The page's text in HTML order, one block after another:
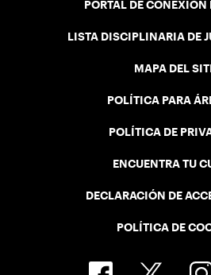
PORTAL DE CONEXIÓN
LISTA DISCIPLINARIA DE
MAPA DEL
POLÍTICA PARA
POLÍTICA DE
ENCUENTRA TU
DECLARACIÓN DE
POLÍTICA DE